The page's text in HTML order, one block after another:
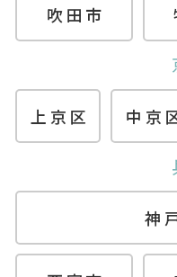
吹田市
上京区 中京
神